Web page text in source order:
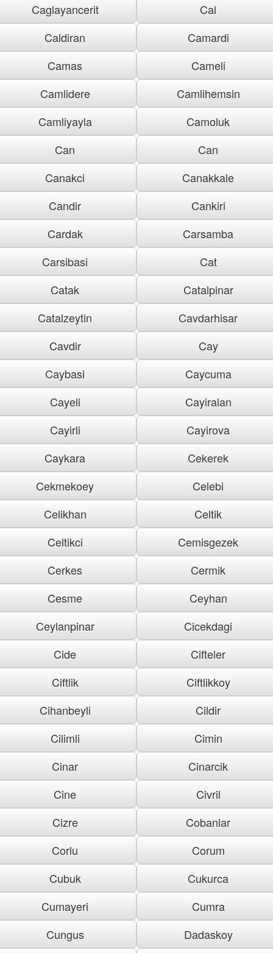
Caglayancerit
Cal
Caldiran
Camardi
Camas
Cameli
Camlidere
Camlihemsin
Camliyayla
Camoluk
Can
Can
Canakci
Canakkale
Candir
Cankiri
Cardak
Carsamba
Carsibasi
Cat
Catak
Catalpinar
Catalzeytin
Cavdarhisar
Cavdir
Cay
Caybasi
Caycuma
Cayeli
Cayiralan
Cayirli
Cayirova
Caykara
Cekerek
Cekmekoey
Celebi
Celikhan
Celtik
Celtikci
Cemisgezek
Cerkes
Cermik
Cesme
Ceyhan
Ceylanpinar
Cicekdagi
Cide
Cifteler
Ciftlik
Ciftlikkoy
Cihanbeyli
Cildir
Cilimli
Cimin
Cinar
Cinarcik
Cine
Civril
Cizre
Cobanlar
Corlu
Corum
Cubuk
Cukurca
Cumayeri
Cumra
Cungus
Dadaskoy